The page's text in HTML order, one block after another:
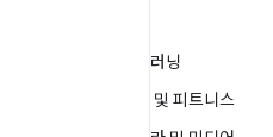
머신러닝
건강 및 피트니스